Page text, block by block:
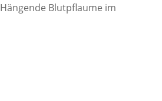
Hängende Blutpflaume im